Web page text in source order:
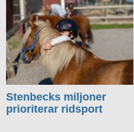
Stenbecks miljoner
prioriterar ridsport